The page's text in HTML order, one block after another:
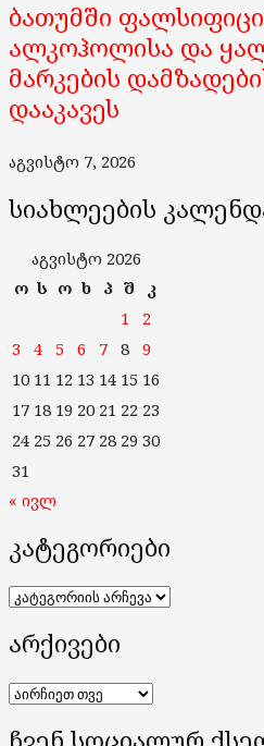
ბათუმში
ალკოჰოლისა და
მარკების
დააკავეს
აგვისტო 7, 2026
სიახლეების
აგვისტო 2026
ო ს ო ხ პ შ
კ
1
2
3
4 5 6 7 8 9
10 11 12 13 14 15 16
17 18 19 20 21 22 23
24 25 26 27 28 29 30
31
« ივლ
კატეგორიები
კატეგორიები
არქივები
არქივები